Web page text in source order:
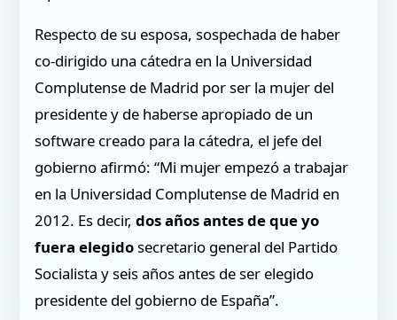
Respecto de su esposa, sospechada de haber
co-dirigido una cátedra en la Universidad
Complutense de Madrid por ser la mujer del
presidente y de haberse apropiado de un
software creado para la cátedra, el jefe del
gobierno afirmó: “Mi mujer empezó a trabajar
en la Universidad Complutense de Madrid en
2012. Es decir, dos años antes de que yo
fuera elegidosecretario general del Partido
Socialista y seis años antes de ser elegido
presidente del gobierno de España”.